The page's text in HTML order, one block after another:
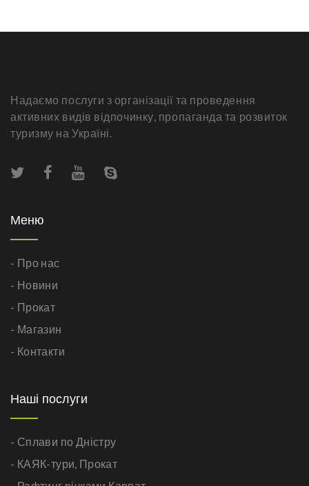
Надаємо послуги з організації та проведення
активних видів відпочинку, пропаганда та розвиток
туризму на Україні.
Меню
- Про нас
- Новини
- Прокат
- Магазин
- Контакти
Наші послуги
- Сплави по Дністру
- КАЯК-тури, Прокат